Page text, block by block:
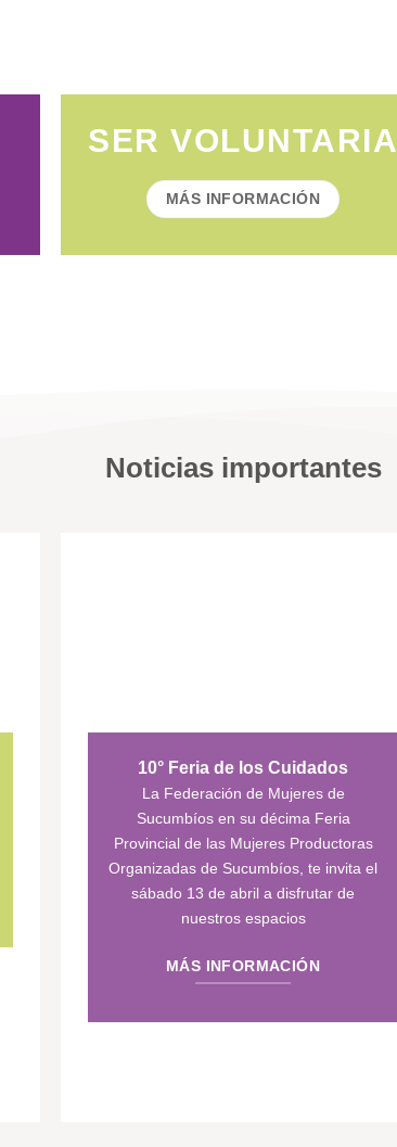
SER VOLUNTARIA
MÁS INFORMACIÓN
Noticias importantes
10° Feria de los Cuidados
La Federación de Mujeres de
Sucumbíos en su décima Feria
Provincial de las Mujeres Productoras
Organizadas de Sucumbíos, te invita el
sábado 13 de abril a disfrutar de
nuestros espacios
MÁS INFORMACIÓN